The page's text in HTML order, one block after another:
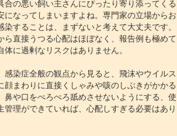
の悪い飼い主さんにぴったり寄り添ってくる
なってしまいますよね。専門家の立場からお
することは、まずないと考えて大丈夫です。
直接うつる心配はほぼなく、報告例も極めて
に過剰なリスクはありません。
染症全般の観点から見ると、飛沫やウイルス
まわりに直接くしゃみや咳のしぶきがかかる
や口をぺろぺろ舐めさせないようにする、使
理ができていれば、心配しすぎる必要はあり